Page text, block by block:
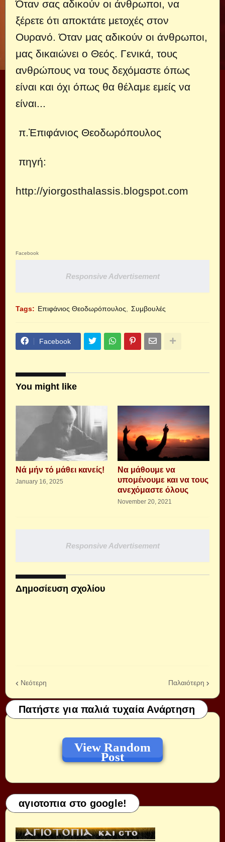
Όταν σας αδικούν οι άνθρωποι, να
ξέρετε ότι αποκτάτε μετοχές στον
Ουρανό. Όταν μας αδικούν οι άνθρωποι,
μας δικαιώνει ο Θεός. Γενικά, τους
ανθρώπους να τους δεχόμαστε όπως
είναι και όχι όπως θα θέλαμε εμείς να
είναι...
π.Ἐπιφάνιος Θεοδωρόπουλος
πηγή:
http://yiorgosthalassis.blogspot.com
Facebook
Responsive Advertisement
Tags: Επιφάνιος Θεοδωρόπουλος Συμβουλές
Facebook
You might like
Νά μήν τό μάθει κανείς!
January 16, 2025
Να μάθουμε να
υπομένουμε και να τους
ανεχόμαστε όλους
November 20, 2021
Responsive Advertisement
Δημοσίευση σχολίου
Νεότερη Παλαιότερη
Πατήστε για παλιά τυχαία Ανάρτηση
View Random
Post
αγιοτοπια στο google!